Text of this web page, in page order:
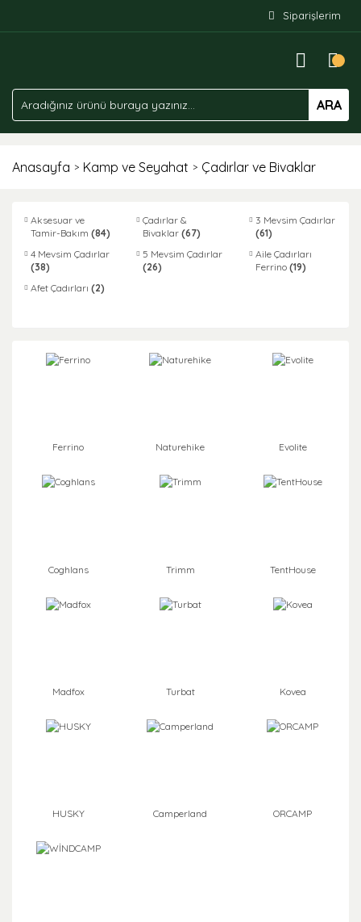
Siparişlerim
ARA
Anasayfa Kamp ve Seyahat Çadırlar ve Bivaklar
Aksesuar ve
Tamir-Bakım (84)
Çadırlar &
Bivaklar(67)
3 Mevsim Çadırlar
(61)
4 Mevsim Çadırlar
(38)
5 Mevsim Çadırlar
(26)
Aile Çadırları
Ferrino (19)
Afet Çadırları (2)
Ferrino Naturehike Evolite
Coghlans Trimm TentHouse
Madfox Turbat Kovea
HUSKY Camperland ORCAMP